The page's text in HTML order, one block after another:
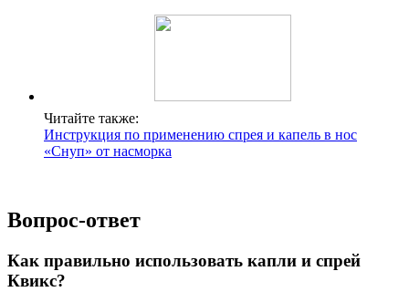
Читайте также:
Инструкция по применению спрея и капель в нос
«Снуп» от насморка
Вопрос-ответ
Как правильно использовать капли и спрей
Квикс?